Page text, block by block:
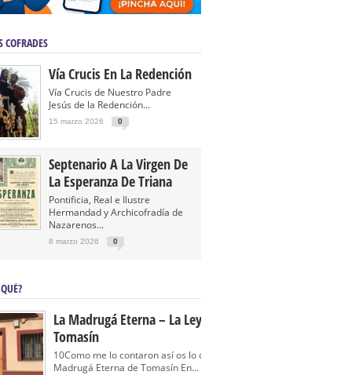
COFRADES
Vía Crucis En La Redención
Vía Crucis de Nuestro Padre
Jesús de la Redención...
15 marzo 2026 0
Septenario A La Virgen De
La Esperanza De Triana
Pontificia, Real e Ilustre
Hermandad y Archicofradía de
Nazarenos...
8 marzo 2026 0
La Madrugá Eterna – La Leyenda De
Tomasín
10Como me lo contaron así os lo cuento… La
Madrugá Eterna de Tomasín En...